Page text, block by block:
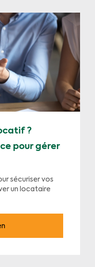
?
pour gérer
sécuriser vos
un locataire